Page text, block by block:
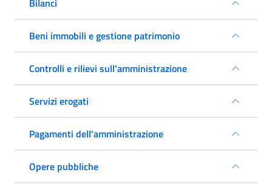
Bilanci
Beni immobili e gestione patrimonio
Controlli e rilievi sull'amministrazione
Servizi erogati
Pagamenti dell'amministrazione
Opere pubbliche